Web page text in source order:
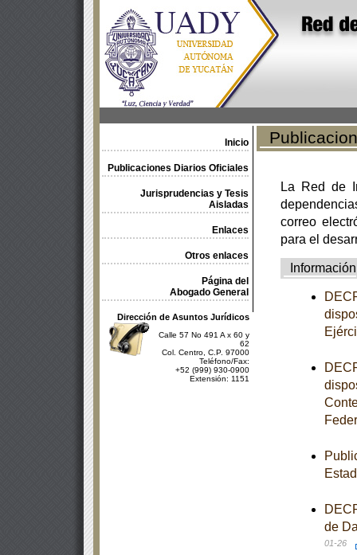
Inicio
Publicaciones Diarios Oficiales
Jurisprudencias y Tesis
Aisladas
Enlaces
Otros enlaces
Página del
Abogado General
Dirección de Asuntos Jurídicos
Calle 57 No 491 A x 60 y
62
Col. Centro, C.P. 97000
Teléfono/Fax:
+52 (999) 930-0900
Extensión: 1151
La Red de
correo
para el
Información
de
01-26